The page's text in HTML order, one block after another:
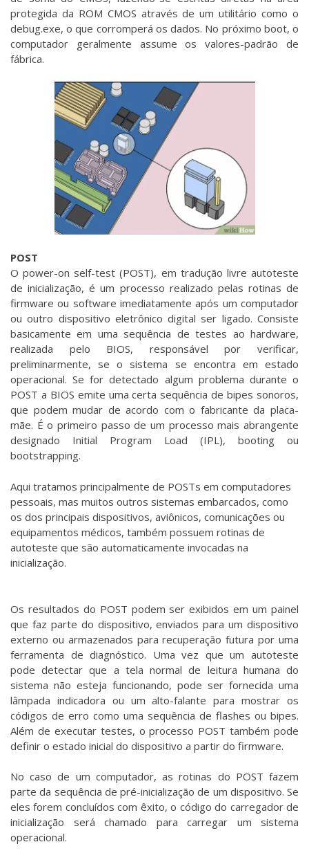
protegida da ROM CMOS através de um utilitário como o
debug.exe, o que corromperá os dados. No próximo boot, o
computador geralmente assume os valores-padrão de
fábrica.
POST
O power-on self-test (POST), em tradução livre autoteste
de inicialização, é um processo realizado pelas rotinas de
firmware ou software imediatamente após um computador
ou outro dispositivo eletrônico digital ser ligado. Consiste
basicamente em uma sequência de testes ao hardware,
realizada pelo BIOS, responsável por verificar,
preliminarmente, se o sistema se encontra em estado
operacional. Se for detectado algum problema durante o
POST a BIOS emite uma certa sequência de bipes sonoros,
que podem mudar de acordo com o fabricante da placa-
mãe. É o primeiro passo de um processo mais abrangente
designado Initial Program Load (IPL), booting ou
bootstrapping.
Aqui tratamos principalmente de POSTs em computadores
pessoais, mas muitos outros sistemas embarcados, como
os dos principais dispositivos, aviônicos, comunicações ou
equipamentos médicos, também possuem rotinas de
autoteste que são automaticamente invocadas na
inicialização.
Os resultados do POST podem ser exibidos em um painel
que faz parte do dispositivo, enviados para um dispositivo
externo ou armazenados para recuperação futura por uma
ferramenta de diagnóstico. Uma vez que um autoteste
pode detectar que a tela normal de leitura humana do
sistema não esteja funcionando, pode ser fornecida uma
lâmpada indicadora ou um alto-falante para mostrar os
códigos de erro como uma sequência de flashes ou bipes.
Além de executar testes, o processo POST também pode
definir o estado inicial do dispositivo a partir do firmware.
No caso de um computador, as rotinas do POST fazem
parte da sequência de pré-inicialização de um dispositivo. Se
eles forem concluídos com êxito, o código do carregador de
inicialização será chamado para carregar um sistema
operacional.